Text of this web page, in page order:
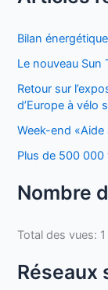
Bilan
Le nouveau Sun
Retour sur
d’Europe à vélo
Week-end «Aide
Plus de 500
Nombre
Total des vues:
Réseaux